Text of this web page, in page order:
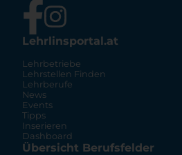
Lehrlinsportal.at
Lehrbetriebe
Lehrstellen Finden
Lehrberufe
News
Events
Tipps
Inserieren
Dashboard
Übersicht Berufsfelder